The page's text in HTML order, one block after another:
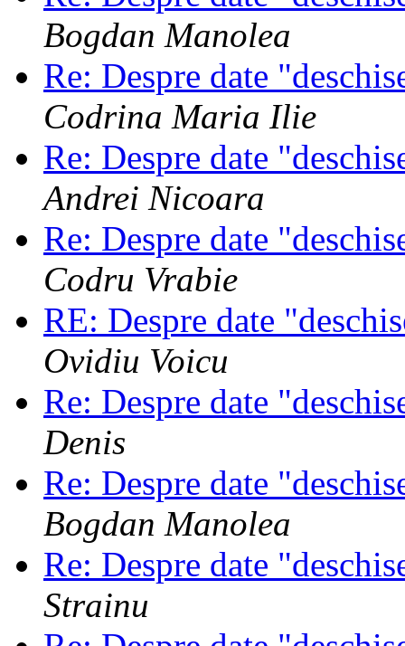
Bogdan Manolea
Re: Despre date
Codrina Maria Ilie
Re: Despre date
Andrei Nicoara
Re: Despre date
Codru Vrabie
RE: Despre date
Ovidiu Voicu
Re: Despre date
Denis
Re: Despre date
Bogdan Manolea
Re: Despre date
Strainu